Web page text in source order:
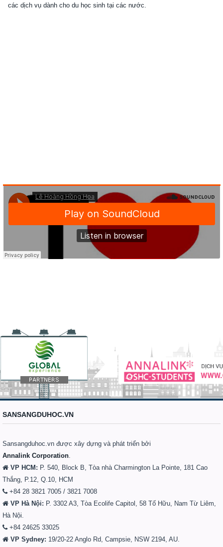
các dịch vụ dành cho du học sinh tại các nước.
SANSANGDUHOC.VN
Sansangduhoc.vn được xây dựng và phát triển bởi
Annalink Corporation
VP HCM: P. 540, Block B, Tòa nhà Charmington La Pointe, 181 Cao
Thắng, P.12, Q.10, HCM
+84 28 3821 7005 / 3821 7008
VP Hà Nội: P. 3302 A3, Tòa Ecolife Capitol, 58 Tố Hữu, Nam Từ Liêm,
Hà Nội.
+84 24625 33025
VP Sydney: 19/20-22 Anglo Rd, Campsie, NSW 2194, AU.